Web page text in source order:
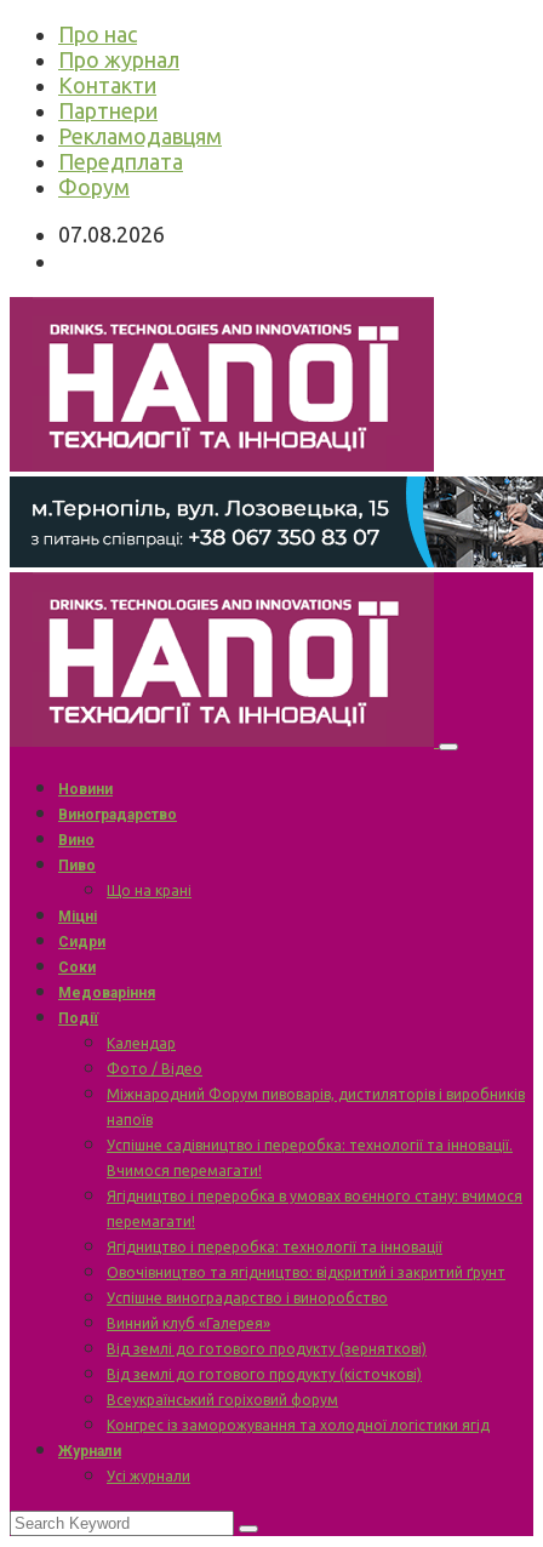
Про нас
Про журнал
Контакти
Партнери
Рекламодавцям
Передплата
Форум
07.08.2026
Новини
Виноградарство
Вино
Пиво
Що на крані
Міцні
Сидри
Соки
Медоваріння
Події
Календар
Фото / Відео
Міжнародний Форум пивоварів, дистиляторів і виробників
напоїв
Успішне садівництво і переробка: технології та інновації.
Вчимося перемагати!
Ягідництво і переробка в умовах воєнного стану: вчимося
перемагати!
Ягідництво і переробка: технології та інновації
Овочівництво та ягідництво: відкритий і закритий ґрунт
Успішне виноградарство і виноробство
Винний клуб «Галерея»
Від землі до готового продукту (зерняткові)
Від землі до готового продукту (кісточкові)
Всеукраїнський горіховий форум
Конгрес із заморожування та холодної логістики ягід
Журнали
Усі журнали